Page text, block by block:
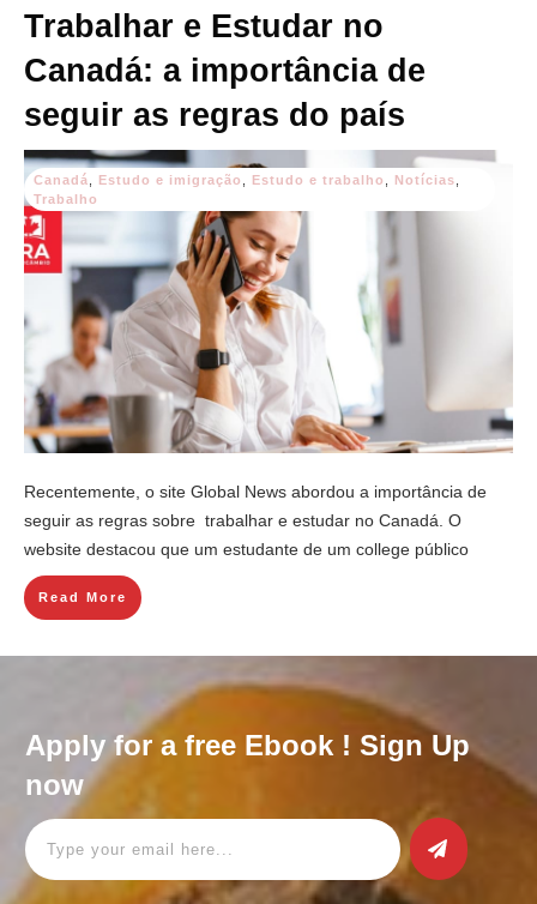
Trabalhar e Estudar no
Canadá: a importância de
seguir as regras do país
Canadá Estudo e imigração Estudo e trabalho Notícias
Trabalho
Recentemente, o site Global News abordou a importância de
seguir as regras sobre trabalhar e estudar no Canadá. O
website destacou que um estudante de um college público
Read More
Apply for a free Ebook ! Sign Up
now